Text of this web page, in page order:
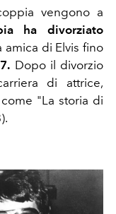
vengono a
ha divorziato
amica di Elvis fino
Dopo il divorzio
di attrice,
"La storia di